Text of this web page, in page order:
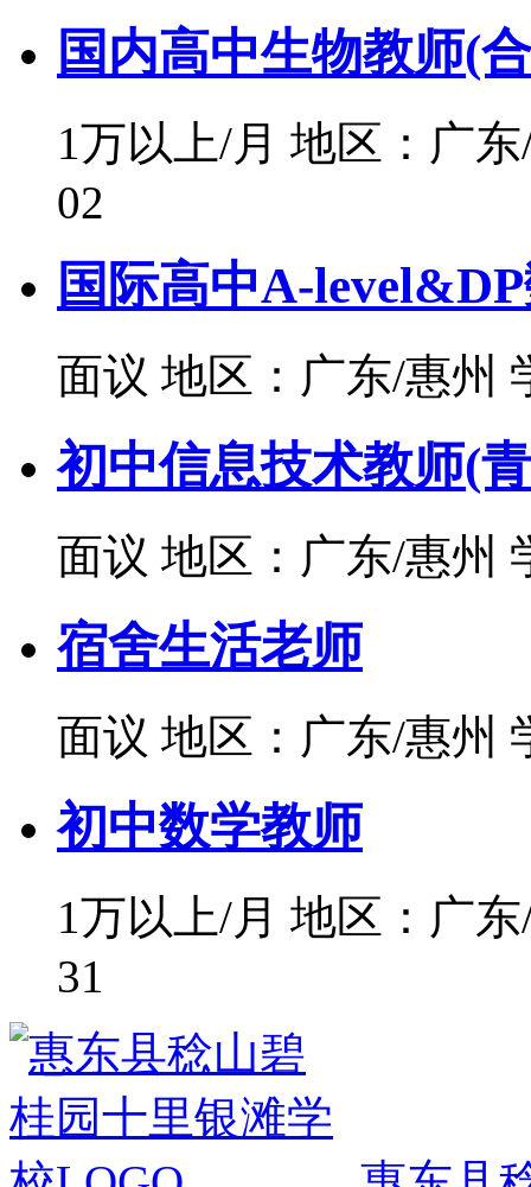
国内高中生物教师(
1万以上/月 地区：广
02
国际高中A-
面议 地区：广东/惠州
初中信息技术教师(
面议 地区：广东/惠州
宿舍生活老师
面议 地区：广东/惠州
初中数学教师
1万以上/月 地区：广
31